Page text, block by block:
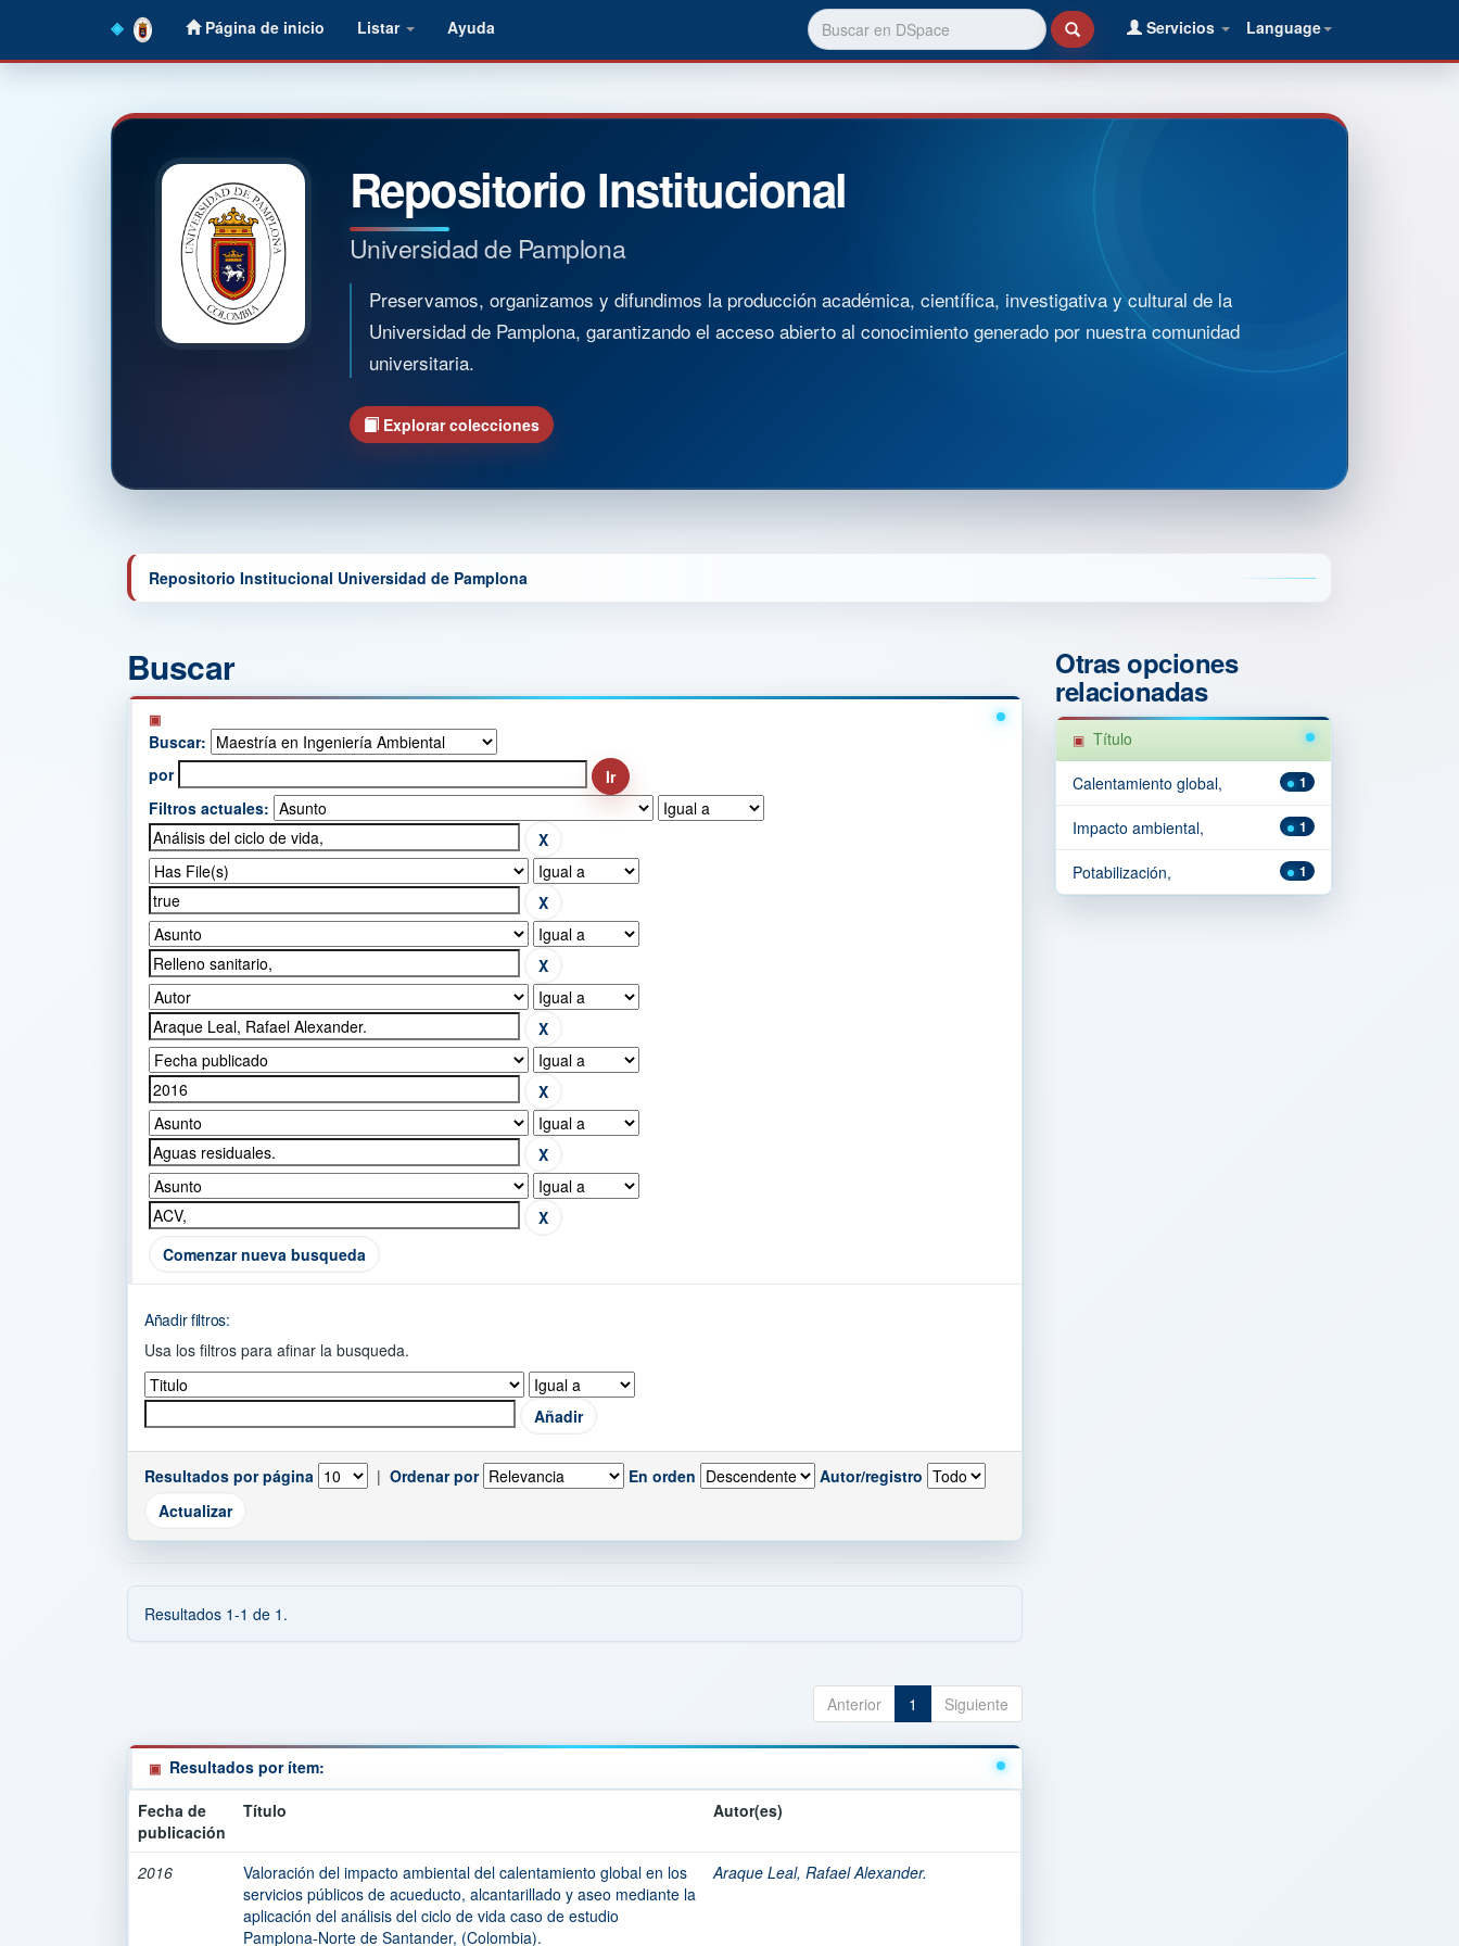
Página de inicio Listar Ayuda Language
Servicios
Repositorio Institucional
Universidad de Pamplona
Preservamos, organizamos y difundimos la producción académica, científica, investigativa y cultural de la
Universidad de Pamplona, garantizando el acceso abierto al conocimiento generado por nuestra comunidad
universitaria.
Explorar colecciones
Repositorio Institucional Universidad de Pamplona
Buscar
Buscar:
por
Filtros actuales:
Comenzar nueva busqueda
Añadir filtros:
Usa los filtros para afinar la busqueda.
Resultados por página | Ordenar por En orden Autor/registro
Resultados 1-1 de 1.
Anterior 1 Siguiente
Resultados por ítem:
Fecha de
publicación
Título Autor(es)
2016
Valoración del impacto ambiental del calentamiento global en los
servicios públicos de acueducto, alcantarillado y aseo mediante la
aplicación del análisis del ciclo de vida caso de estudio
Pamplona-Norte de Santander, (Colombia).
Araque Leal, Rafael Alexander.
Otras opciones
relacionadas
Título
1
Calentamiento global,
1
Impacto ambiental,
1
Potabilización,